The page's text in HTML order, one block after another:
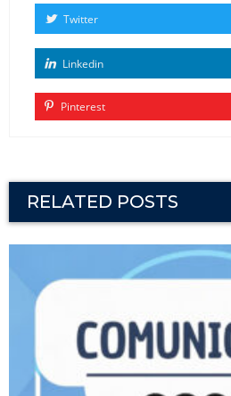
Twitter
Linkedin
Pinterest
RELATED POSTS